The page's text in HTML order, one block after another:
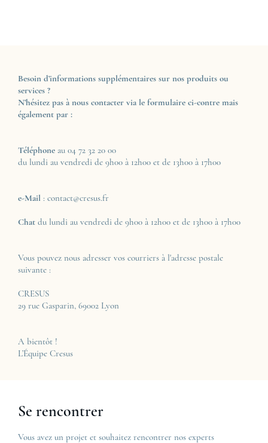
Besoin d’informations supplémentaires sur nos produits ou
services ?
N’hésitez pas à nous contacter via le formulaire ci-contre mais
également par :
Téléphone au 04 72 32 20 00
du lundi au vendredi de 9h00 à 12h00 et de 13h00 à 17h00
e-Mail : contact@cresus.fr
Chat du lundi au vendredi de 9h00 à 12h00 et de 13h00 à 17h00
Vous pouvez nous adresser vos courriers à l'adresse postale
suivante :
CRESUS
29 rue Gasparin, 69002 Lyon
A bientôt !
L’Équipe Cresus
Se rencontrer
Vous avez un projet et souhaitez rencontrer nos experts